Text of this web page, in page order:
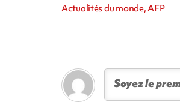
Actualités du monde, AFP